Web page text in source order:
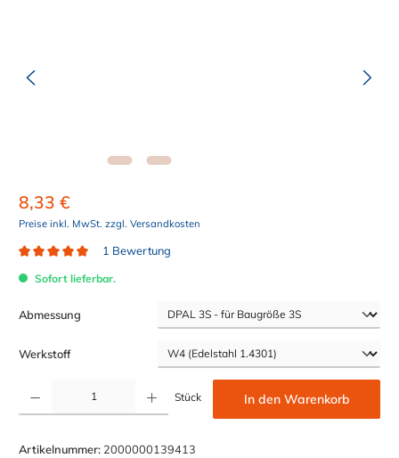
8,33 €
Preise inkl. MwSt. zzgl. Versandkosten
1 Bewertung
Sofort lieferbar.
Abmessung
Werkstoffauswählen
Produkt Anzahl: Gib den gewünschten Wert ein oder benutze die Schaltflächen um die Anzahl
Stück In den Warenkorb
Artikelnummer: 2000000139413